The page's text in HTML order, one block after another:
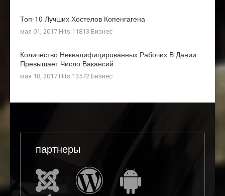
Топ-10 Лучших Хостелов Копенгагена
мая 01, 2017 Hits:11813 Бизнес
Количество Неквалифицированных Рабочих В Дании
Превышает Число Вакансий
мая 18, 2017 Hits:13572 Бизнес
партнеры